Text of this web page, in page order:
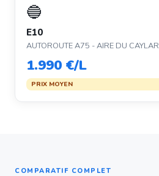
🔵
E10
AUTOROUTE A75 - AIRE DU CAYLAR
1.990 €/L
PRIX MOYEN
COMPARATIF COMPLET